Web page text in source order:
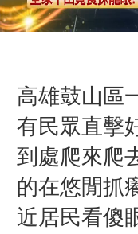
高雄鼓山區
有民眾直擊
到處爬來爬
的在悠閒抓
近居民看傻